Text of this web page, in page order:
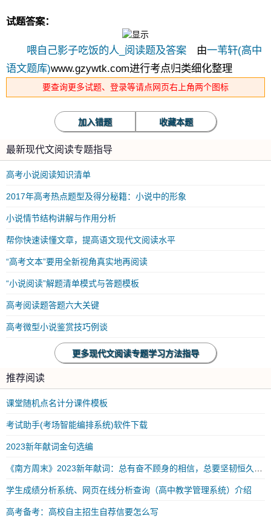
试题答案：
喂自己影子吃饭的人_阅读题及答案 由一苇轩(高中
语文题库)www.gzywtk.com进行考点归类细化整理
要查询更多试题、登录等请点网页右上角两个图标
加入错题 收藏本题
最新现代文阅读专题指导
高考小说阅读知识清单
2017年高考热点题型及得分秘籍：小说中的形象
小说情节结构讲解与作用分析
帮你快速读懂文章，提高语文现代文阅读水平
“高考文本”要用全新视角真实地再阅读
“小说阅读”解题清单模式与答题模板
高考阅读题答题六大关键
高考微型小说鉴赏技巧例谈
更多现代文阅读专题学习方法指导
推荐阅读
课堂随机点名计分课件模板
考试助手(考场智能编排系统)软件下载
2023新年献词金句选编
学生成绩分析系统、网页在线分析查询（高中教学管理系统）介绍
高考备考：高校自主招生自荐信要怎么写